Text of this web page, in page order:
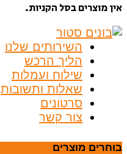
אין מוצרים בסל הקניות.
השירותים שלנו
הליך הרכש
שילוח ועמלות
שאלות ותשובות
סרטונים
צור קשר
בוחרים מוצרים